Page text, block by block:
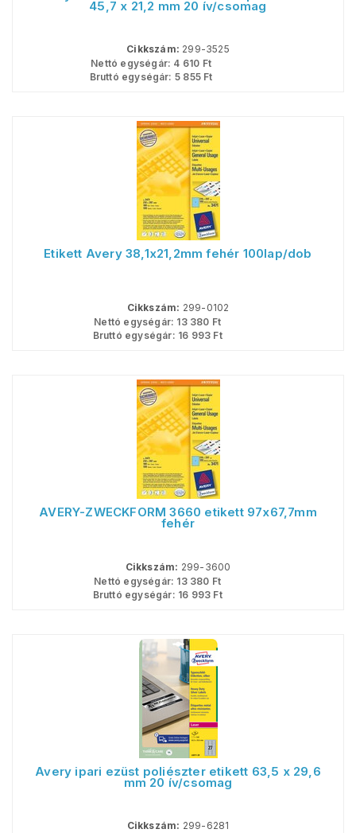
45,7 x 21,2 mm 20 ív/csomag
Cikkszám: 299-3525
Nettó egységár: 4 610 Ft
Bruttó egységár: 5 855Ft
Etikett Avery 38,1x21,2mm fehér 100lap/dob
Cikkszám: 299-0102
Nettó egységár: 13 380 Ft
Bruttó egységár: 16 993 Ft
AVERY-ZWECKFORM 3660 etikett 97x67,7mm
fehér
Cikkszám: 299-3600
Nettó egységár: 13 380 Ft
Bruttó egységár: 16 993 Ft
Avery ipari ezüst poliészter etikett 63,5 x 29,6
mm 20 ív/csomag
Cikkszám: 299-6281